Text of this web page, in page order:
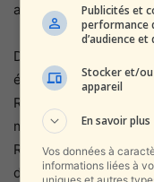
antimissile.
Dans le même
éventuelle réponse
Révolution
midi, l’assistant à la
Reda Naghdi, a
des frappes plus
Publicités et
performance
d’audience
Stocker et/
appareil
En savoir plus
Vos données à
informations liées à